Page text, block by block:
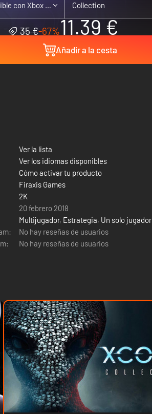
Xbox One - compatible con Xbox Series X|S Collection
35 €-67%11.39 €
Añadir a la cesta
Ver la lista
Ver los idiomas disponibles
Cómo activar tu producto
Firaxis Games
2K
20 febrero 2018
Multijugador, Estrategia, Un solo jugador
No hay reseñas de usuarios
No hay reseñas de usuarios